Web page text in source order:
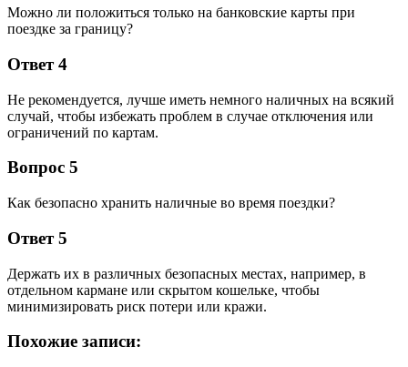
Можно ли положиться только на банковские карты при
поездке за границу?
Ответ 4
Не рекомендуется, лучше иметь немного наличных на всякий
случай, чтобы избежать проблем в случае отключения или
ограничений по картам.
Вопрос 5
Как безопасно хранить наличные во время поездки?
Ответ 5
Держать их в различных безопасных местах, например, в
отдельном кармане или скрытом кошельке, чтобы
минимизировать риск потери или кражи.
Похожие записи: